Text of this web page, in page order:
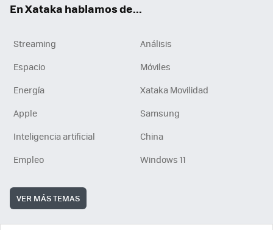
En Xataka hablamos de...
Streaming
Análisis
Espacio
Móviles
Energía
Xataka Movilidad
Apple
Samsung
Inteligencia artificial
China
Empleo
Windows 11
VER MÁS TEMAS